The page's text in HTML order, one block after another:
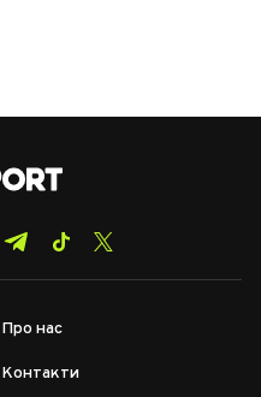
Про нас
Контакти